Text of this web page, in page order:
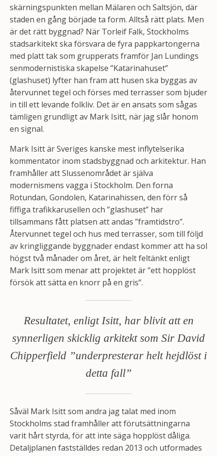
skärningspunkten mellan Mälaren och Saltsjön, där
staden en gång började ta form. Alltså rätt plats. Men
är det rätt byggnad? När Torleif Falk, Stockholms
stadsarkitekt ska försvara de fyra pappkartongerna
med platt tak som grupperats framför Jan Lundings
senmodernistiska skapelse ”Katarinahuset”
(glashuset) lyfter han fram att husen ska byggas av
återvunnet tegel och förses med terrasser som bjuder
in till ett levande folkliv. Det är en ansats som sågas
tämligen grundligt av Mark Isitt, när jag slår honom
en signal.
Mark Isitt är Sveriges kanske mest inflytelserika
kommentator inom stadsbyggnad och arkitektur. Han
framhåller att Slussenområdet är själva
modernismens vagga i Stockholm. Den forna
Rotundan, Gondolen, Katarinahissen, den förr så
fiffiga trafikkarusellen och ”glashuset” har
tillsammans fått platsen att andas ”framtidstro”.
Återvunnet tegel och hus med terrasser, som till följd
av kringliggande byggnader endast kommer att ha sol
högst två månader om året, är helt feltänkt enligt
Mark Isitt som menar att projektet är ”ett hopplöst
försök att sätta en knorr på en gris”.
Resultatet, enligt Isitt, har blivit att en
synnerligen skicklig arkitekt som Sir David
Chipperfield ”underpresterar helt hejdlöst i
detta fall”
Såväl Mark Isitt som andra jag talat med inom
Stockholms stad framhåller att förutsättningarna
varit hårt styrda, för att inte säga hopplöst dåliga.
Detaljplanen fastställdes redan 2013 och utformades